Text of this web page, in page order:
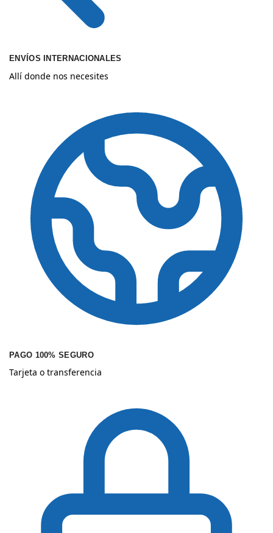
ENVÍOS INTERNACIONALES
Allí donde nos necesites
PAGO 100% SEGURO
Tarjeta o transferencia